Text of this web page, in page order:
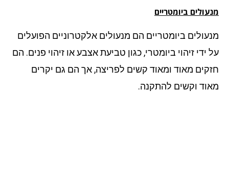
ביומטריים
ביומטריים הם מנעולים אלקטרוניים הפועלים
ידי זיהוי ביומטרי, כגון טביעת אצבע או זיהוי פנים. הם
מאוד ומאוד קשים לפריצה, אך הם גם יקרים
וקשים להתקנה.